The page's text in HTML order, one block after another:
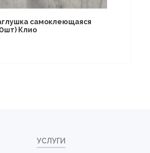
самоклеющаяся
Клио
УСЛУГИ